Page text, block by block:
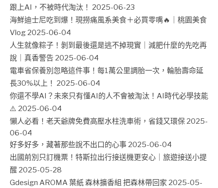
跟上AI，不被時代淘汰！ 2025-06-23
海鮮迪士尼吃到爆！現撈痛風系美食＋必買零嘴🔥｜桃園美食
Vlog 2025-06-04
人生就像粽子！剝到最後還是逃不掉現實｜減肥什麼的先吃再
說｜真香警告 2025-06-04
電車省保養別忽略這件事！每1萬公里調胎一次，輪胎壽命延
長30%以上！ 2025-06-04
你還不學AI？未來只有懂AI的人不會被淘汰！AI時代必學技能
⚠️ 2025-06-04
懶人必看！老天爺牌免費高壓水柱洗車術，省錢又環保 2025-
06-04
好多好多，藏著那些說不出口的心事 2025-06-04
出國前別只訂機票！特斯拉出行接送機更安心｜旅遊接送小提
醒 2025-05-28
Gdesign AROMA 葉紙 森林擴香組 把森林帶回家 2025-05-